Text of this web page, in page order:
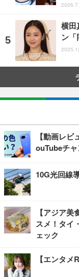
横田
ン「
【動画レ
ouTubeチ
10G光回線
【アジア
スメ！タイ
ェック
【エンタ